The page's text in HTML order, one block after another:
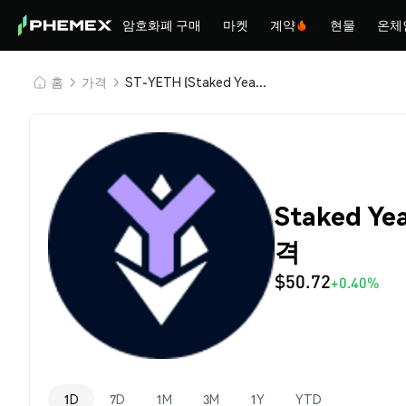
암호화폐 구매 마켓 계약 현물 온체
홈 가격 ST-YETH (Staked Yearn Ether)
Staked
격
$50.72+0.40%
1D 7D 1M 3M 1Y YTD